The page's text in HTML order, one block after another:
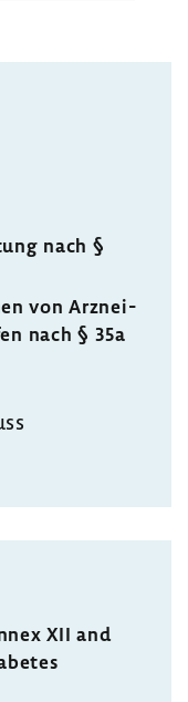
nach §
von Arznei­
nach § 35a
XII and